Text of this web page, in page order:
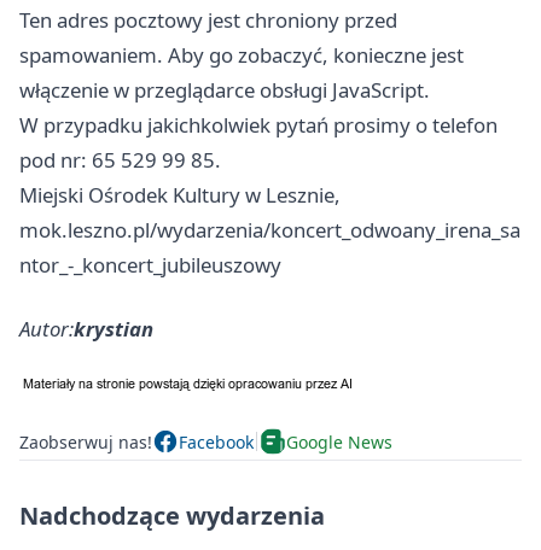
Ten adres pocztowy jest chroniony przed
spamowaniem. Aby go zobaczyć, konieczne jest
włączenie w przeglądarce obsługi JavaScript.
W przypadku jakichkolwiek pytań prosimy o telefon
pod nr: 65 529 99 85.
Miejski Ośrodek Kultury w Lesznie,
mok.leszno.pl/wydarzenia/koncert_odwoany_irena_sa
ntor_-_koncert_jubileuszowy
Autor:krystian
Zaobserwuj nas! Facebook Google News
Nadchodzące wydarzenia